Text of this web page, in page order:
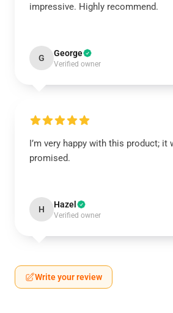
impressive. Highly recommend.
G George
Verified owner
I’m very happy with this product; it
promised.
H Hazel
Verified owner
Write your review